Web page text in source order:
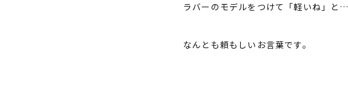
ラバーのモデルをつけて「軽いね」と…
なんとも頼もしいお言葉です。